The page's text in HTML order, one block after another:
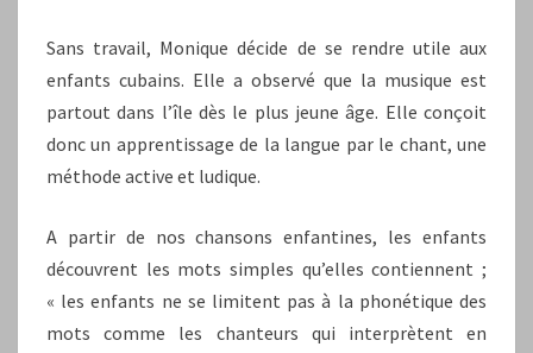
Sans travail, Monique décide de se rendre utile aux
enfants cubains. Elle a observé que la musique est
partout dans l’île dès le plus jeune âge. Elle conçoit
donc un apprentissage de la langue par le chant, une
méthode active et ludique.
A partir de nos chansons enfantines, les enfants
découvrent les mots simples qu’elles contiennent ;
« les enfants ne se limitent pas à la phonétique des
mots comme les chanteurs qui interprètent en